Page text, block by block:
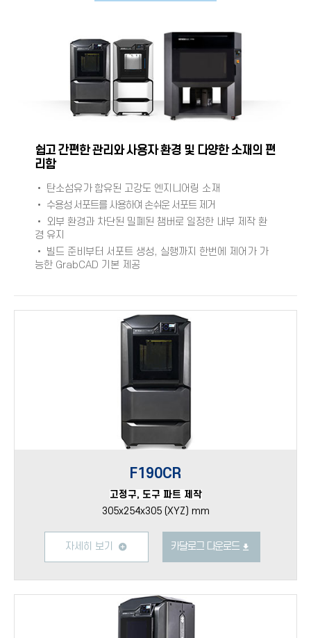
쉽고 간편한 관리와 사용자 환경 및 다양한 소재의 편
리함
• 탄소섬유가 함유된 고강도 엔지니어링 소재
• 수용성 서포트를 사용하여 손쉬운 서포트 제거
• 외부 환경과 차단된 밀폐된 챔버로 일정한 내부 제작 환
경 유지
• 빌드 준비부터 서포트 생성, 실행까지 한번에 제어가 가
능한 GrabCAD 기본 제공
F190CR
고정구, 도구 파트 제작
305x254x305 (XYZ) mm
자세히 보기 카달로그 다운로드